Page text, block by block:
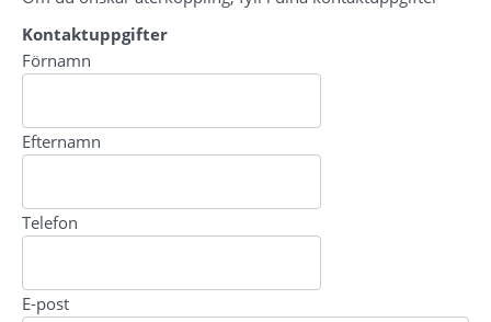
Kontaktuppgifter
Kontaktuppgifter
Förnamn
Efternamn
Telefon
E-post